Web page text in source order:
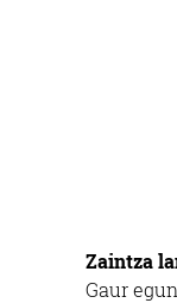
Zaintza
Gaur